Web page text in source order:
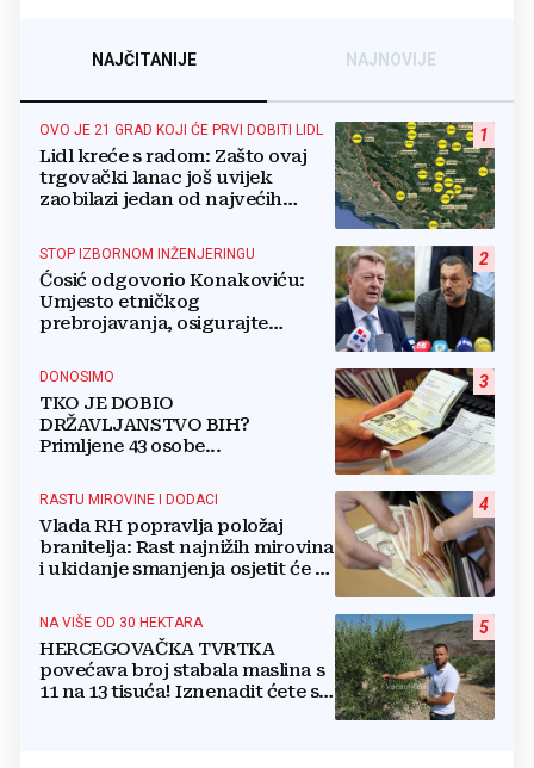
NAJČITANIJE NAJNOVIJE
1
OVO JE 21 GRAD KOJI ĆE PRVI DOBITI LIDL
Lidl kreće s radom: Zašto ovaj
trgovački lanac još uvijek
zaobilazi jedan od najvećih
2
STOP IZBORNOM INŽENJERINGU
Ćosić odgovorio Konakoviću:
Umjesto etničkog
prebrojavanja, osigurajte
3
DONOSIMO
TKO JE DOBIO
DRŽAVLJANSTVO BIH?
Primljene 43 osobe...
4
RASTU MIROVINE I DODACI
Vlada RH popravlja položaj
branitelja: Rast najnižih mirovina
i ukidanje smanjenja osjetit će se
5
NA VIŠE OD 30 HEKTARA
HERCEGOVAČKA TVRTKA
povećava broj stabala maslina s
11 na 13 tisuća! Iznenadit ćete se